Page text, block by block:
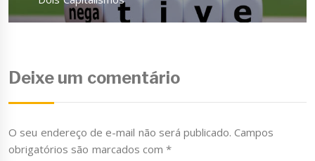
Deixe um comentário
O seu endereço de e-mail não será publicado. Campos
obrigatórios são marcados com*